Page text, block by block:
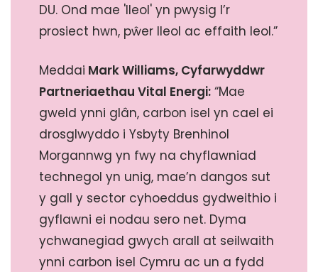
DU. Ond mae 'lleol' yn pwysig I’r
prosiect hwn, pŵer lleol ac effaith leol.”
Meddai Mark Williams, Cyfarwyddwr
Partneriaethau Vital Energi: “Mae
gweld ynni glân, carbon isel yn cael ei
drosglwyddo i Ysbyty Brenhinol
Morgannwg yn fwy na chyflawniad
technegol yn unig, mae’n dangos sut
y gall y sector cyhoeddus gydweithio i
gyflawni ei nodau sero net. Dyma
ychwanegiad gwych arall at seilwaith
ynni carbon isel Cymru ac un a fydd